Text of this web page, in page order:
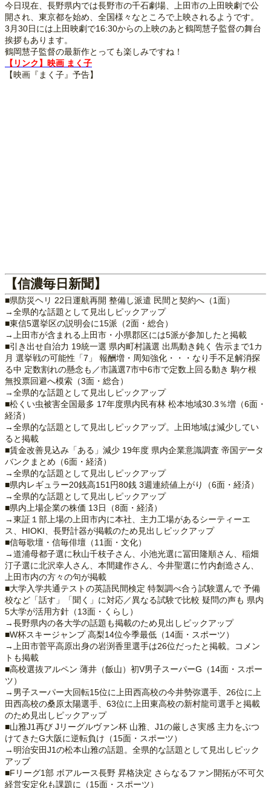
今日現在、長野県内では長野市の千石劇場、上田市の上田映劇で公
開され、東京都を始め、全国様々なところで上映されるようです。
3月30日には上田映劇で16:30からの上映のあと鶴岡慧子監督の舞台
挨拶もあります。
鶴岡慧子監督の最新作とっても楽しみですね！
【リンク】映画 まく子
【映画『まく子』予告】
【信濃毎日新聞】
■県防災ヘリ 22日運航再開 整備し派遣 民間と契約へ（1面）
→全県的な話題として見出しピックアップ
■東信5選挙区の説明会に15派（2面・総合）
→上田市が含まれる上田市・小県郡区には5派が参加したと掲載
■引き出せ自治力 19統一選 県内町村議選 出馬動き鈍く 告示まで1カ
月 選挙戦の可能性「7」 報酬増・周知強化・・・なり手不足解消探
る中 定数割れの懸念も／市議選7市中6市で定数上回る動き 駒ケ根
無投票回避へ模索（3面・総合）
→全県的な話題として見出しピックアップ
■松くい虫被害全国最多 17年度県内民有林 松本地域30.3％増（6面・
経済）
→全県的な話題として見出しピックアップ。上田地域は減少してい
ると掲載
■賃金改善見込み「ある」減少 19年度 県内企業意識調査 帝国データ
バンクまとめ（6面・経済）
→全県的な話題として見出しピックアップ
■県内レギュラー20銭高151円80銭 3週連続値上がり（6面・経済）
→全県的な話題として見出しピックアップ
■県内上場企業の株価 13日（8面・経済）
→東証１部上場の上田市内に本社、主力工場があるシーティーエ
ス、HIOKI、長野計器が掲載のため見出しピックアップ
■信毎歌壇・信毎俳壇（11面・文化）
→道浦母都子選に秋山千枝子さん、小池光選に冨田隆順さん、稲畑
汀子選に北沢幸人さん、本間建作さん、今井聖選に竹内創造さん、
上田市内の方々の句が掲載
■大学入学共通テストの英語民間検定 特製調べ合う試験選んで 予備
校など「話す」「聞く」に対応／異なる試験で比較 疑問の声も 県内
5大学が活用方針（13面・くらし）
→長野県内の各大学の話題も掲載のため見出しピックアップ
■W杯スキージャンプ 高梨14位今季最低（14面・スポーツ）
→上田市菅平高原出身の岩渕香里選手は26位だったと掲載。コメン
トも掲載
■高校選抜アルペン 薄井（飯山）初V男子スーパーG（14面・スポー
ツ）
→男子スーパー大回転15位に上田西高校の今井勢弥選手、26位に上
田西高校の桑原太陽選手、63位に上田東高校の新村龍司選手と掲載
のため見出しピックアップ
■山雅J1再び Jリーグルヴァン杯 山雅、J1の厳しさ実感 主力をぶつ
けてきたG大阪に逆転負け（15面・スポーツ）
→明治安田J1の松本山雅の話題。全県的な話題として見出しピック
アップ
■Fリーグ1部 ボアルース長野 昇格決定 さらなるファン開拓が不可欠
経営安定化も課題に（15面・スポーツ）